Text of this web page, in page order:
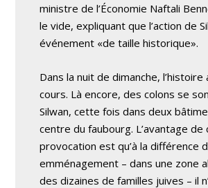
ministre de l’Économie Naftali
le vide, expliquant que l’action de
événement «de taille historique».
Dans la nuit de dimanche, l’histoire
cours. Là encore, des colons se
Silwan, cette fois dans deux
centre du faubourg. L’avantage de
provocation est qu’à la différence
emménagement – dans une zone
des dizaines de familles juives – il